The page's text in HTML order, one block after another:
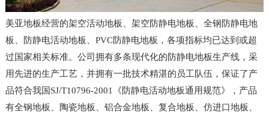
美亚地板经营的架空活动地板、架空防静电地板、全钢防静电地
板、防静电活动地板、PVC防静电地板，各项指标均已达到或超
过国家相关标准。公司拥有多条现代化的防静电地板生产线，采
用先进的生产工艺，并拥有一批技术精湛的员工队伍，保证了产
品符合我国SJ/T10796-2001《防静电活动地板通用规范》，产品
有全钢地板、陶瓷地板、铝合金地板、复合地板、仿进口地板、